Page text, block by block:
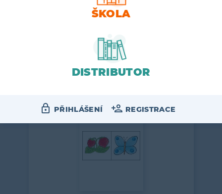
s jednotlivými písmeny jsou
perforovány – žáci je místo…
ŠKOLA
DISTRIBUTOR
PŘIHLÁŠENÍ REGISTRACE